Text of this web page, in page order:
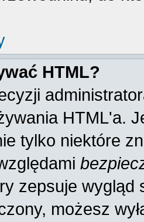
HTML?
HTML'a.
tylko niektóre
zepsuje wygląd
możesz